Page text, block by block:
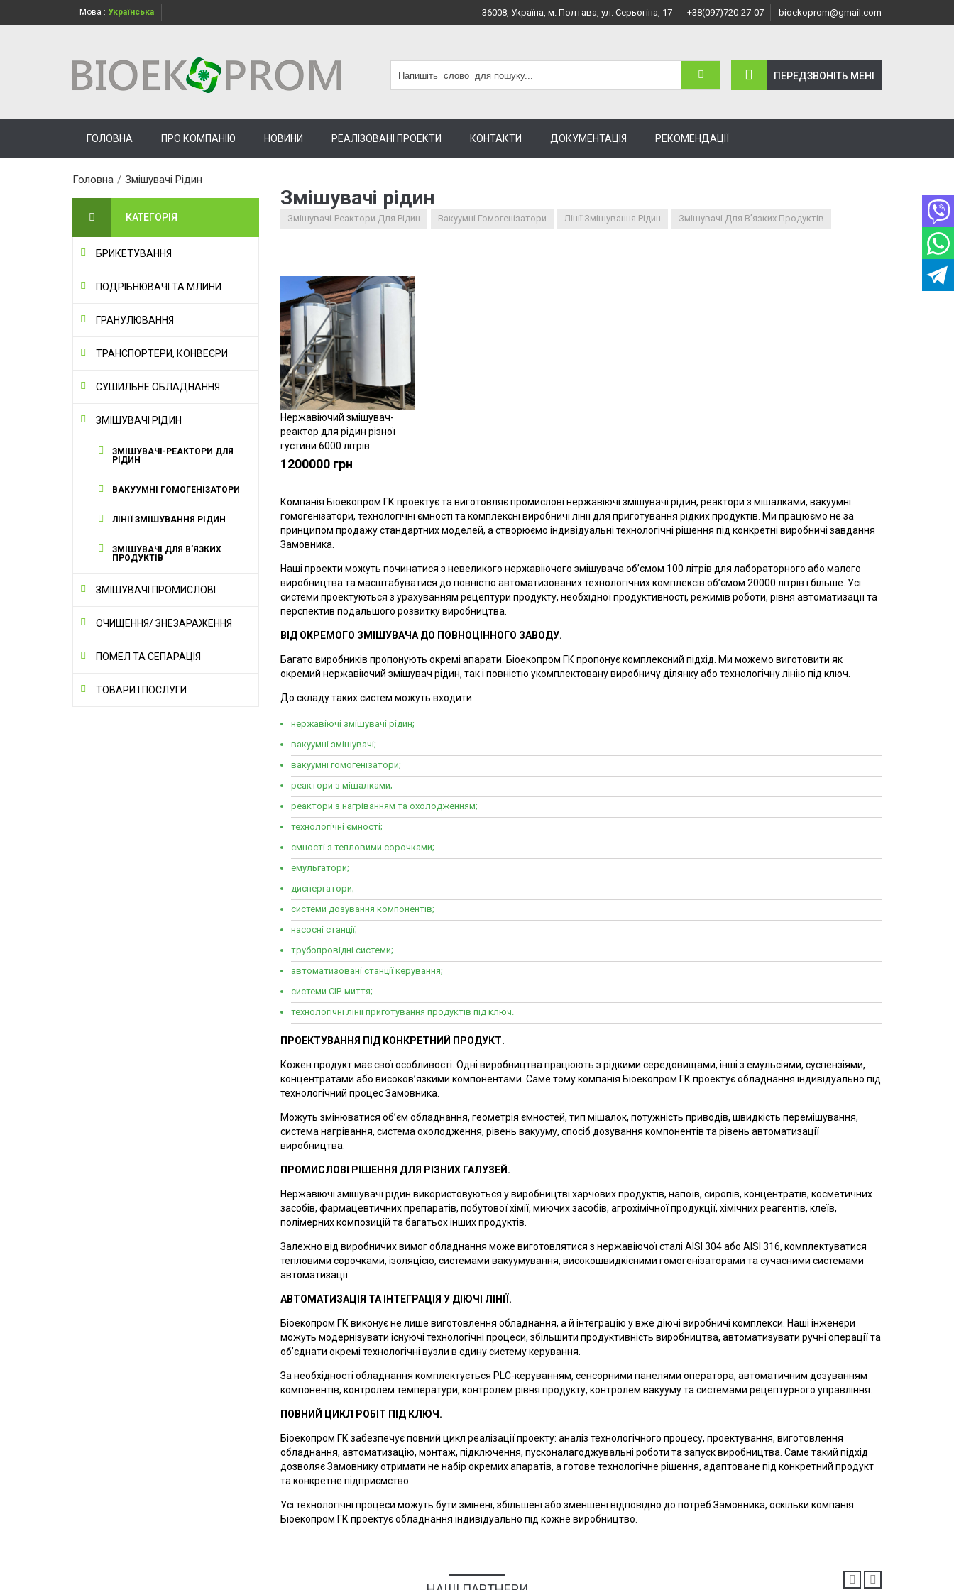
Мова : Українська 36008, Україна, м. Полтава, ул. Серьогіна, 17 +38(097)720-27-07 bioekoprom@gmail.com
ПЕРЕДЗВОНІТЬ МЕНI
ГОЛОВНА ПРО КОМПАНІЮ НОВИНИ РЕАЛІЗОВАНІ ПРОЕКТИ КОНТАКТИ ДОКУМЕНТАЦІЯ РЕКОМЕНДАЦІЇ
Головна / Змішувачі Рідин
КАТЕГОРІЯ
БРИКЕТУВАННЯ
ПОДРІБНЮВАЧІ ТА МЛИНИ
ГРАНУЛЮВАННЯ
ТРАНСПОРТЕРИ, КОНВЕЄРИ
СУШИЛЬНЕ ОБЛАДНАННЯ
ЗМІШУВАЧІ РІДИН
ЗМІШУВАЧІ-РЕАКТОРИ ДЛЯ
РІДИН
ВАКУУМНІ ГОМОГЕНІЗАТОРИ
ЛІНІЇ ЗМІШУВАННЯ РІДИН
ЗМІШУВАЧІ ДЛЯ В’ЯЗКИХ
ПРОДУКТІВ
ЗМІШУВАЧІ ПРОМИСЛОВІ
ОЧИЩЕННЯ/ ЗНЕЗАРАЖЕННЯ
ПОМЕЛ ТА СЕПАРАЦІЯ
ТОВАРИ І ПОСЛУГИ
Змішувачі рідин
Змішувачі-Реактори Для Рідин Вакуумні Гомогенізатори Лінії Змішування Рідин Змішувачі Для В’язких Продуктів
Купити
Нержавіючий змішувач-
реактор для рідин різної
густини 6000 літрів
1200000 грн
Компанія Біоекопром ГК проектує та виготовляє промислові нержавіючі змішувачі рідин, реактори з мішалками, вакуумні
гомогенізатори, технологічні ємності та комплексні виробничі лінії для приготування рідких продуктів. Ми працюємо не за
принципом продажу стандартних моделей, а створюємо індивідуальні технологічні рішення під конкретні виробничі завдання
Замовника.
Наші проекти можуть починатися з невеликого нержавіючого змішувача об’ємом 100 літрів для лабораторного або малого
виробництва та масштабуватися до повністю автоматизованих технологічних комплексів об’ємом 20000 літрів і більше. Усі
системи проектуються з урахуванням рецептури продукту, необхідної продуктивності, режимів роботи, рівня автоматизації та
перспектив подальшого розвитку виробництва.
ВІД ОКРЕМОГО ЗМІШУВАЧА ДО ПОВНОЦІННОГО ЗАВОДУ.
Багато виробників пропонують окремі апарати. Біоекопром ГК пропонує комплексний підхід. Ми можемо виготовити як
окремий нержавіючий змішувач рідин, так і повністю укомплектовану виробничу ділянку або технологічну лінію під ключ.
До складу таких систем можуть входити:
нержавіючі змішувачі рідин;
вакуумні змішувачі;
вакуумні гомогенізатори;
реактори з мішалками;
реактори з нагріванням та охолодженням;
технологічні ємності;
ємності з тепловими сорочками;
емульгатори;
диспергатори;
системи дозування компонентів;
насосні станції;
трубопровідні системи;
автоматизовані станції керування;
системи CIP-миття;
технологічні лінії приготування продуктів під ключ.
ПРОЕКТУВАННЯ ПІД КОНКРЕТНИЙ ПРОДУКТ.
Кожен продукт має свої особливості. Одні виробництва працюють з рідкими середовищами, інші з емульсіями, суспензіями,
концентратами або високов’язкими компонентами. Саме тому компанія Біоекопром ГК проектує обладнання індивідуально під
технологічний процес Замовника.
Можуть змінюватися об’єм обладнання, геометрія ємностей, тип мішалок, потужність приводів, швидкість перемішування,
система нагрівання, система охолодження, рівень вакууму, спосіб дозування компонентів та рівень автоматизації
виробництва.
ПРОМИСЛОВІ РІШЕННЯ ДЛЯ РІЗНИХ ГАЛУЗЕЙ.
Нержавіючі змішувачі рідин використовуються у виробництві харчових продуктів, напоїв, сиропів, концентратів, косметичних
засобів, фармацевтичних препаратів, побутової хімії, миючих засобів, агрохімічної продукції, хімічних реагентів, клеїв,
полімерних композицій та багатьох інших продуктів.
Залежно від виробничих вимог обладнання може виготовлятися з нержавіючої сталі AISI 304 або AISI 316, комплектуватися
тепловими сорочками, ізоляцією, системами вакуумування, високошвидкісними гомогенізаторами та сучасними системами
автоматизації.
АВТОМАТИЗАЦІЯ ТА ІНТЕГРАЦІЯ У ДІЮЧІ ЛІНІЇ.
Біоекопром ГК виконує не лише виготовлення обладнання, а й інтеграцію у вже діючі виробничі комплекси. Наші інженери
можуть модернізувати існуючі технологічні процеси, збільшити продуктивність виробництва, автоматизувати ручні операції та
об’єднати окремі технологічні вузли в єдину систему керування.
За необхідності обладнання комплектується PLC-керуванням, сенсорними панелями оператора, автоматичним дозуванням
компонентів, контролем температури, контролем рівня продукту, контролем вакууму та системами рецептурного управління.
ПОВНИЙ ЦИКЛ РОБІТ ПІД КЛЮЧ.
Біоекопром ГК забезпечує повний цикл реалізації проекту: аналіз технологічного процесу, проектування, виготовлення
обладнання, автоматизацію, монтаж, підключення, пусконалагоджувальні роботи та запуск виробництва. Саме такий підхід
дозволяє Замовнику отримати не набір окремих апаратів, а готове технологічне рішення, адаптоване під конкретний продукт
та конкретне підприємство.
Усі технологічні процеси можуть бути змінені, збільшені або зменшені відповідно до потреб Замовника, оскільки компанія
Біоекопром ГК проектує обладнання індивідуально під кожне виробництво.